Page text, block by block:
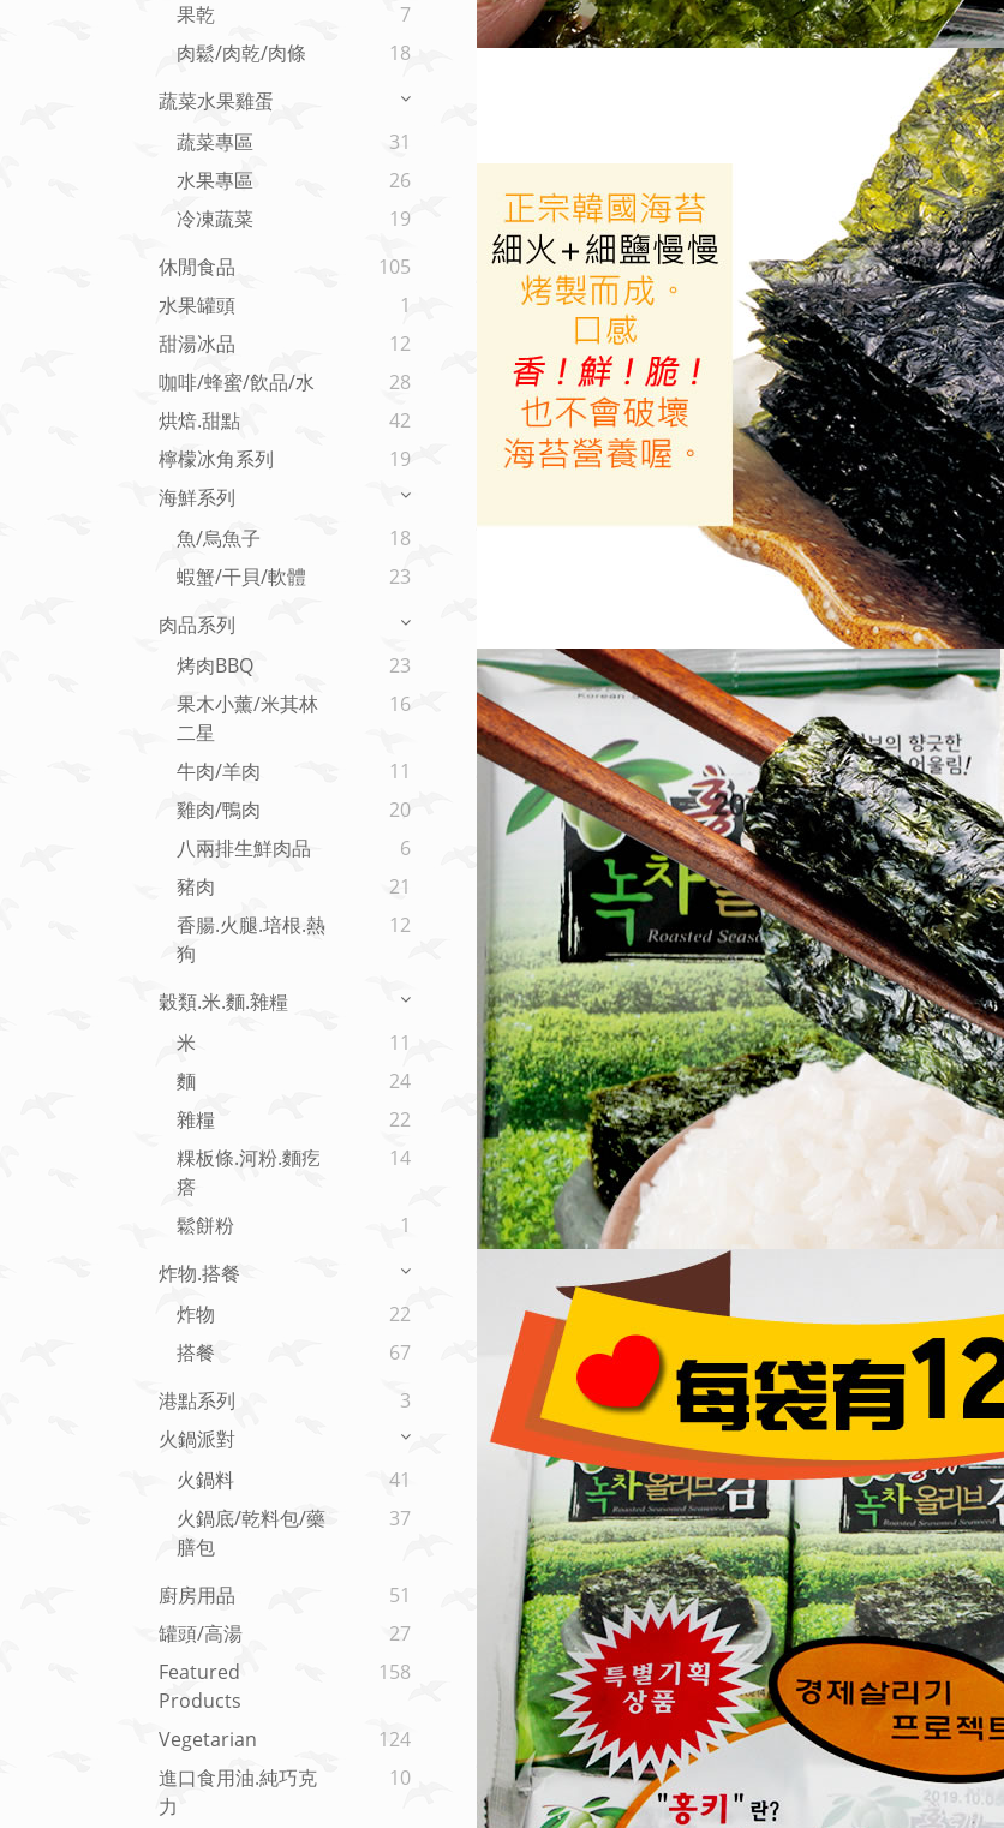
果乾
7
肉鬆/肉乾/肉條
18
蔬菜水果雞蛋
蔬菜專區
31
水果專區
26
冷凍蔬菜
19
休閒食品
105
水果罐頭
1
甜湯冰品
12
咖啡/蜂蜜/飲品/水
28
烘焙.甜點
42
檸檬冰角系列
19
海鮮系列
魚/烏魚子
18
蝦蟹/干貝/軟體
23
肉品系列
烤肉BBQ
23
果木小薰/米其林
二星
16
牛肉/羊肉
11
雞肉/鴨肉
20
八兩排生鮮肉品
6
豬肉
21
香腸.火腿.培根.熱
狗
12
穀類.米.麵.雜糧
米
11
麵
24
雜糧
22
粿板條.河粉.麵疙
瘩
14
鬆餅粉
1
炸物.搭餐
炸物
22
搭餐
67
港點系列
3
火鍋派對
火鍋料
41
火鍋底/乾料包/藥
膳包
37
廚房用品
51
罐頭/高湯
27
Featured
Products
158
Vegetarian
124
進口食用油.純巧克
力
10